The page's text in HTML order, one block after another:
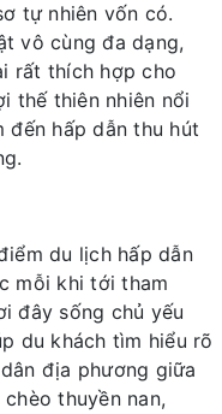
tự nhiên vốn có.
vô cùng đa dạng,
rất thích hợp cho
thế thiên nhiên nổi
đến hấp dẫn thu hút
du lịch hấp dẫn
mỗi khi tới tham
đây sống chủ yếu
du khách tìm hiểu rõ
địa phương giữa
thuyền nan,